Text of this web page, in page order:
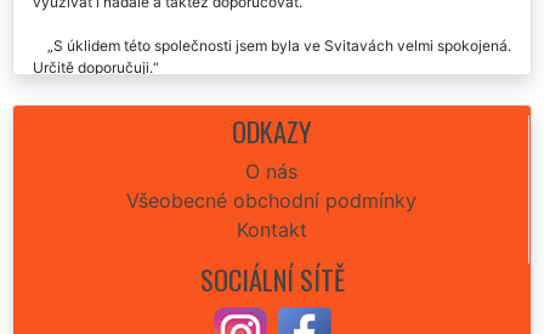
S úklidem této společnosti jsem byla ve Svitavách velmi spokojená.
Určitě doporučuji.
Už 2x jsem využila ve Svitavách úklid této společnosti. Vždy jsem
byla maximálně spokojená. Děkuju moc moc..👍😊😊.
Vynikající služba i zkušenost. Včera nám tato úklidová firma
zajišťovala úklid naší nemovitosti ve Svitavách. Celý průběh úklidů byl
naprosto perfektní, seděla cena úklidu i celá domluva. Za nás můžeme
Skutečně paráda. Celý úklid u nás ve Svitavách proběhl naprosto
perfektně. Cena sice trošku vyšší, ale výsledek stál za to. Rozhodně
doporučuji každému vyzkoušet.
ODKAZY
O nás
Všeobecné obchodní podmínky
Kontakt
SOCIÁLNÍ SÍTĚ